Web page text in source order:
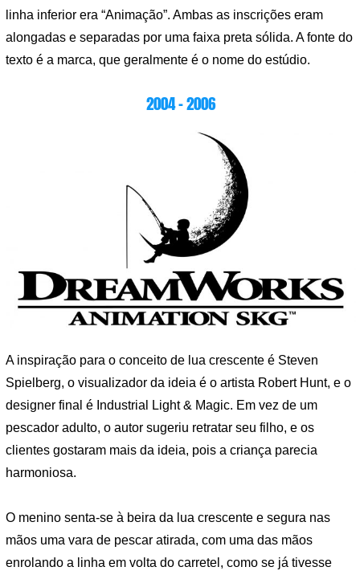
linha inferior era “Animação”. Ambas as inscrições eram
alongadas e separadas por uma faixa preta sólida. A fonte do
texto é a marca, que geralmente é o nome do estúdio.
2004 – 2006
A inspiração para o conceito de lua crescente é Steven
Spielberg, o visualizador da ideia é o artista Robert Hunt, e o
designer final é Industrial Light & Magic. Em vez de um
pescador adulto, o autor sugeriu retratar seu filho, e os
clientes gostaram mais da ideia, pois a criança parecia
harmoniosa.
O menino senta-se à beira da lua crescente e segura nas
mãos uma vara de pescar atirada, com uma das mãos
enrolando a linha em volta do carretel, como se já tivesse